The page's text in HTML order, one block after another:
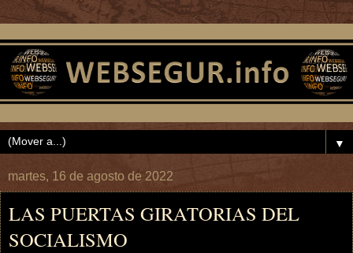
▼
martes, 16 de agosto de 2022
LAS PUERTAS GIRATORIAS DEL
SOCIALISMO